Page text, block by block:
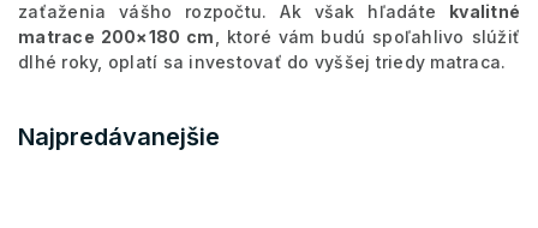
zaťaženia vášho rozpočtu. Ak však hľadáte kvalitné
matrace 200×180 cm , ktoré vám budú spoľahlivo slúžiť
dlhé roky, oplatí sa investovať do vyššej triedy matraca.
Najpredávanejšie